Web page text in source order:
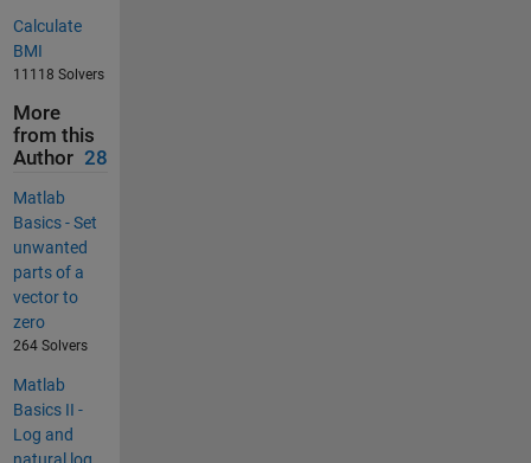
Calculate
BMI
11118 Solvers
More
from this
Author 28
Matlab
Basics - Set
unwanted
parts of a
vector to
zero
264 Solvers
Matlab
Basics II -
Log and